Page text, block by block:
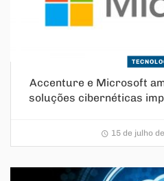
Accenture e Microsoft
soluções cibernéticas
15 de julho